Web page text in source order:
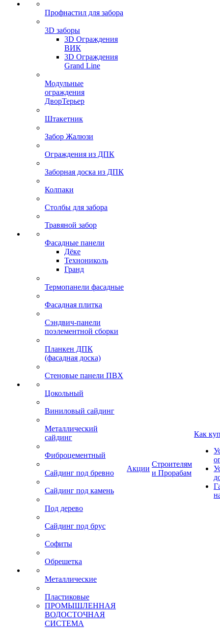
Профнастил для забора
3D заборы
3D Ограждения
ВИК
3D Ограждения
Grand Line
Модульные
ограждения
ДворТерьер
Штакетник
Забор Жалюзи
Ограждения из ДПК
Заборная доска из ДПК
Колпаки
Столбы для забора
Травяной забор
Фасадные панели
Дёке
Технониколь
Гранд
Термопанели фасадные
Фасадная плитка
Сэндвич-панели
поэлементной сборки
Планкен ДПК
(фасадная доска)
Стеновые панели ПВХ
Цокольный
Виниловый сайдинг
Металлический
сайдинг
Фиброцементный
Сайдинг под бревно
Сайдинг под камень
Под дерево
Сайдинг под брус
Софиты
Обрешетка
Металлические
Пластиковые
ПРОМЫШЛЕННАЯ
ВОДОСТОЧНАЯ
СИСТЕМА
Акции
Строителям
и Прорабам
Как